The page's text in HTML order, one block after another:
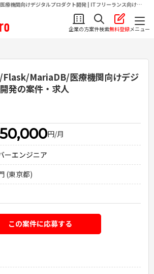
機関向けデジタルプロダクト開発 | ITフリーランス向け求
（TechHero）
企業の方案件検索無料登録メニュー
MariaDB/医療機関向けデジ
発の案件・求人
円/月
ーエンジニア
(東京都)
この案件に応募する